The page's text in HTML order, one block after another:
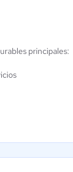
principales: